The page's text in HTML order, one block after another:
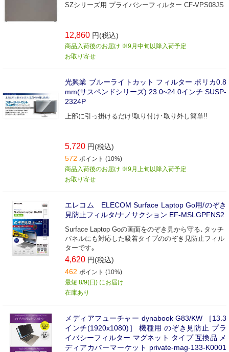
SZシリーズ用 プライバシーフィルター CF-VPS08JS
12,860 円(税込)
商品入荷後のお届け ※9月中旬以降入荷予定
お取り寄せ
光興業 ブルーライトカット フィルター ポリカ0.8
mm(サスペンドシリーズ) 23.0~24.0インチ SUSP-
2324P
上部に引っ掛けるだけ!取り付け･取り外し簡単!!
5,720 円(税込)
572 ポイント (10%)
商品入荷後のお届け ※9月上旬以降入荷予定
お取り寄せ
エレコム ELECOM Surface Laptop Go用/のぞき
見防止フィルタ/ナノサクション EF-MSLGPFNS2
Surface Laptop Goの画面をのぞき見から守る､タッチ
パネルにも対応した吸着タイプののぞき見防止フィル
ターです｡
4,620 円(税込)
462 ポイント (10%)
最短 8/9(日) にお届け
在庫あり
メディアフューチャー dynabook G83/KW ［13.3
インチ(1920x1080)］ 機種用 のぞき見防止 プラ
イバシーフィルター マグネット タイプ 互換品 メ
ディアカバーマーケット private-mag-133-K0001